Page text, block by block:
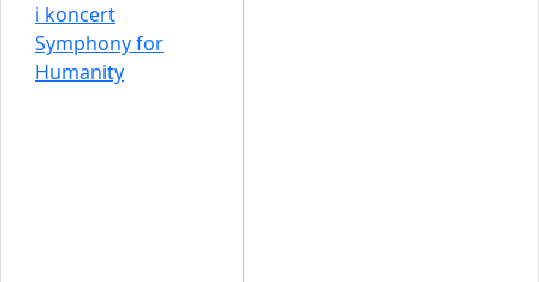
i koncert
Symphony for
Humanity